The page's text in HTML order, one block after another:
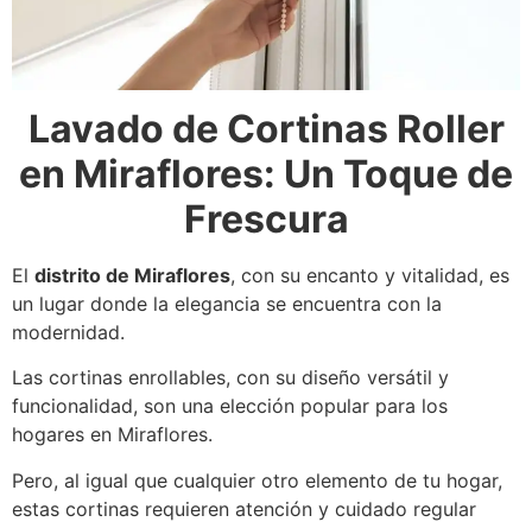
Lavado de Cortinas Roller
en Miraflores: Un Toque de
Frescura
El distrito de Miraflores, con su encanto y vitalidad, es
un lugar donde la elegancia se encuentra con la
modernidad.
Las cortinas enrollables, con su diseño versátil y
funcionalidad, son una elección popular para los
hogares en Miraflores.
Pero, al igual que cualquier otro elemento de tu hogar,
estas cortinas requieren atención y cuidado regular